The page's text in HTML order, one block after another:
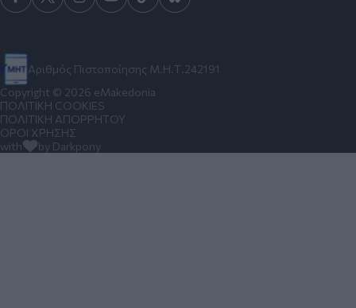
Αριθμός Πιστοποίησης Μ.Η.Τ.242191
Copyright © 2026 eMakedonia
ΠΟΛΙΤΙΚΗ COOKIES
ΠΟΛΙΤΙΚΗ ΑΠΟΡΡΗΤΟΥ
ΟΡΟΙ ΧΡΗΣΗΣ
with
by Darkpony